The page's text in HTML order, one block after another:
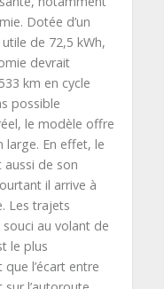
Dotée d’un
de 72,5 kWh,
devrait
km en cycle
possible
le modèle offre
large. En effet, le
de son
il arrive à
Les trajets
au volant de
le plus
l’écart entre